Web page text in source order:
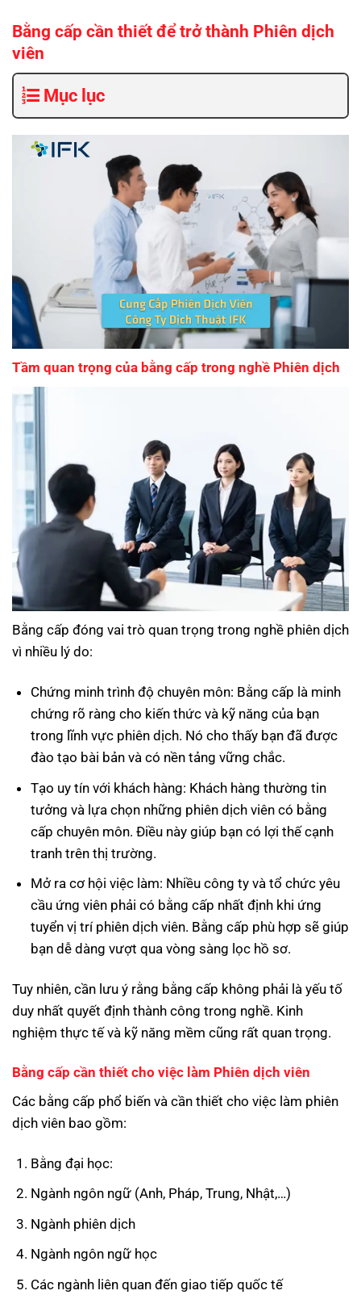
Bằng cấp cần thiết để trở thành Phiên dịch
viên
Mục lục
Tầm quan trọng của bằng cấp trong nghề Phiên dịch
Bằng cấp đóng vai trò quan trọng trong nghề phiên dịch
vì nhiều lý do:
Chứng minh trình độ chuyên môn: Bằng cấp là minh
chứng rõ ràng cho kiến thức và kỹ năng của bạn
trong lĩnh vực phiên dịch. Nó cho thấy bạn đã được
đào tạo bài bản và có nền tảng vững chắc.
Tạo uy tín với khách hàng: Khách hàng thường tin
tưởng và lựa chọn những phiên dịch viên có bằng
cấp chuyên môn. Điều này giúp bạn có lợi thế cạnh
tranh trên thị trường.
Mở ra cơ hội việc làm: Nhiều công ty và tổ chức yêu
cầu ứng viên phải có bằng cấp nhất định khi ứng
tuyển vị trí phiên dịch viên. Bằng cấp phù hợp sẽ giúp
bạn dễ dàng vượt qua vòng sàng lọc hồ sơ.
Tuy nhiên, cần lưu ý rằng bằng cấp không phải là yếu tố
duy nhất quyết định thành công trong nghề. Kinh
nghiệm thực tế và kỹ năng mềm cũng rất quan trọng.
Bằng cấp cần thiết cho việc làm Phiên dịch viên
Các bằng cấp phổ biến và cần thiết cho việc làm phiên
dịch viên bao gồm:
Bằng đại học:
Ngành ngôn ngữ (Anh, Pháp, Trung, Nhật,…)
Ngành phiên dịch
Ngành ngôn ngữ học
Các ngành liên quan đến giao tiếp quốc tế